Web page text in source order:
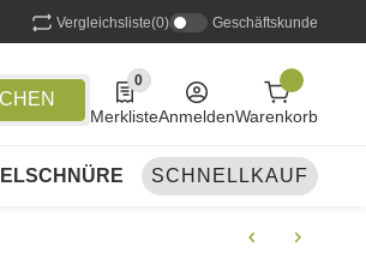
Vergleichsliste(0) Geschäftskunde
0
0 Produkte in der Liste
MerklisteAnmeldenWarenkorb
ANGELSETS
SCHNELLKAUF